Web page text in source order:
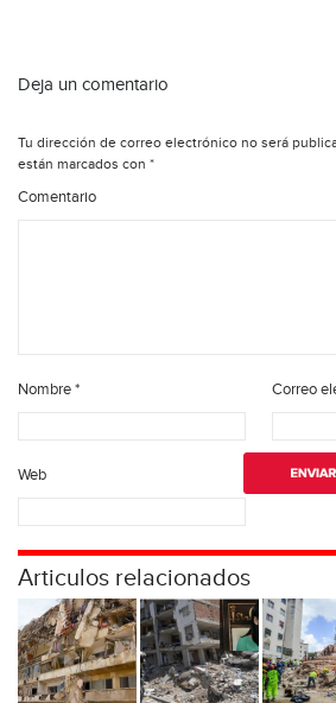
Deja un comentario
Tu dirección de correo electrónico no será
están marcados con *
Comentario
Nombre* Correo
Web
Articulos relacionados